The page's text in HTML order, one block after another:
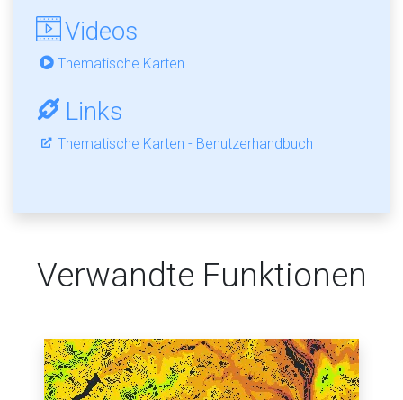
Videos
Thematische Karten
Links
Thematische Karten - Benutzerhandbuch
Verwandte Funktionen